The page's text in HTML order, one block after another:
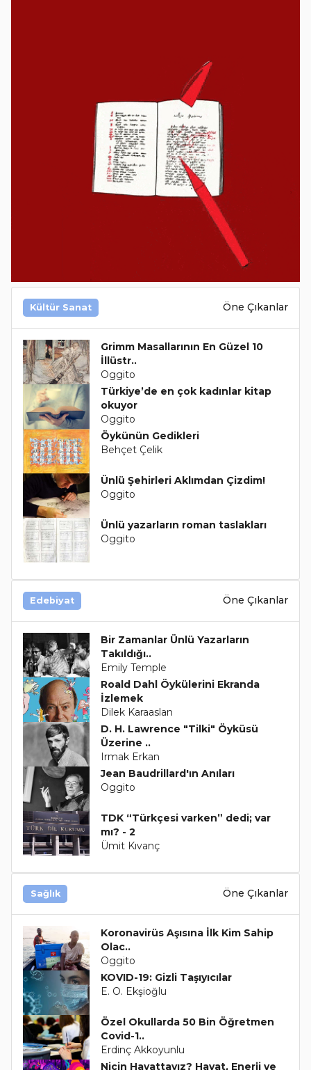
Kültür Sanat Öne Çıkanlar
Grimm Masallarının En Güzel 10
İllüstr..
Oggito
Türkiye’de en çok kadınlar kitap
okuyor
Oggito
Öykünün Gedikleri
Behçet Çelik
Ünlü Şehirleri Aklımdan Çizdim!
Oggito
Ünlü yazarların roman taslakları
Oggito
Edebiyat Öne Çıkanlar
Bir Zamanlar Ünlü Yazarların
Takıldığı..
Emily Temple
Roald Dahl Öykülerini Ekranda
İzlemek
Dilek Karaaslan
D. H. Lawrence "Tilki" Öyküsü
Üzerine ..
Irmak Erkan
Jean Baudrillard'ın Anıları
Oggito
TDK “Türkçesi varken” dedi; var
mı? - 2
Ümit Kıvanç
Sağlık Öne Çıkanlar
Koronavirüs Aşısına İlk Kim Sahip
Olac..
Oggito
KOVID-19: Gizli Taşıyıcılar
E. O. Ekşioğlu
Özel Okullarda 50 Bin Öğretmen
Covid-1..
Erdinç Akkoyunlu
Niçin Hayattayız? Hayat, Enerji ve